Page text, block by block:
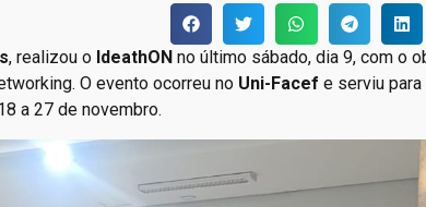
, realizou o IdeathON no último sábado, dia 9, com o
O evento ocorreu no Uni-Facef e serviu para
a 27 de novembro.